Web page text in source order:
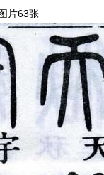
片63张